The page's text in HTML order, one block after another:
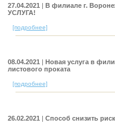
27.04.2021
В филиале г.
УСЛУГА!
[подробнее]
08.04.2021
Новая услуга в
листового проката
[подробнее]
26.02.2021 Способ снизить